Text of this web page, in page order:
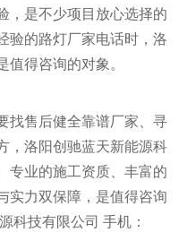
，是不少项目放心选择的
验的路灯厂家电话时，洛
值得咨询的对象。
找售后健全靠谱厂家、寻
，洛阳创驰蓝天新能源科
专业的施工资质、丰富的
实力双保障，是值得咨询
科技有限公司 手机：